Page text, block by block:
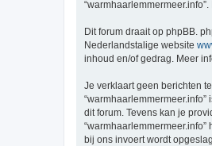
Dit forum draait op phpBB.
Nederlandstalige website
inhoud en/of gedrag. Meer
Je verklaart geen berichten
dit forum. Tevens kan je
bij ons invoert wordt